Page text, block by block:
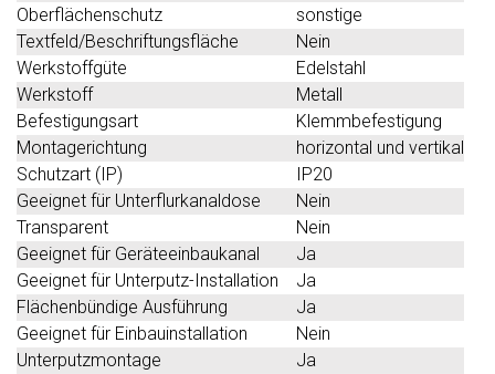
Oberflächenschutz
sonstige
Textfeld/Beschriftungsfläche
Nein
Werkstoffgüte
Edelstahl
Werkstoff
Metall
Befestigungsart
Klemmbefestigung
Montagerichtung
horizontal und vertikal
Schutzart (IP)
IP20
Geeignet für Unterflurkanaldose
Nein
Transparent
Nein
Geeignet für Geräteeinbaukanal
Ja
Geeignet für Unterputz-Installation
Ja
Flächenbündige Ausführung
Ja
Geeignet für Einbauinstallation
Nein
Unterputzmontage
Ja